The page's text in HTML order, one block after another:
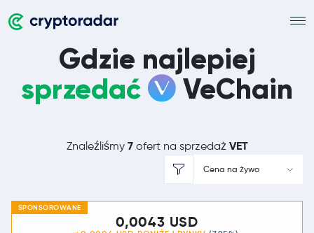
Gdzie najlepiej
sprzedać
VeChain
Znaleźliśmy 7ofert na sprzedaż VET
Cena na żywo
SPONSOROWANE
0,0043 USD